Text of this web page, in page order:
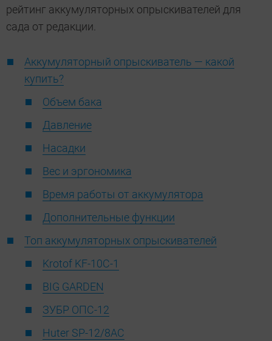
рейтинг аккумуляторных опрыскивателей для
сада от редакции.
Аккумуляторный опрыскиватель — какой
купить?
Объем бака
Давление
Насадки
Вес и эргономика
Время работы от аккумулятора
Дополнительные функции
Топ аккумуляторных опрыскивателей
Krotof KF-10C-1
BIG GARDEN
ЗУБР ОПС-12
Huter SP-12/8AC